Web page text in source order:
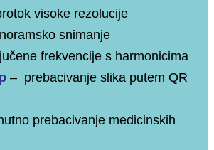
visoke rezolucije
snimanje
frekvencije s harmonicima
– prebacivanje slika putem QR
prebacivanje medicinskih